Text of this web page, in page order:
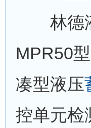
林德液
MPR50
凑型液压
控单元检